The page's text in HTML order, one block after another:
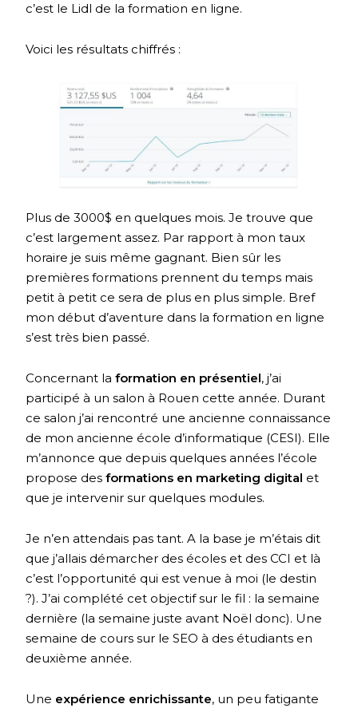
c’est le Lidl de la formation en ligne.
Voici les résultats chiffrés :
Plus de 3000$ en quelques mois. Je trouve que
c’est largement assez. Par rapport à mon taux
horaire je suis même gagnant. Bien sûr les
premières formations prennent du temps mais
petit à petit ce sera de plus en plus simple. Bref
mon début d’aventure dans la formation en ligne
s’est très bien passé.
Concernant laformation en présentiel, j’ai
participé à un salon à Rouen cette année. Durant
ce salon j’ai rencontré une ancienne connaissance
de mon ancienne école d’informatique (CESI). Elle
m’annonce que depuis quelques années l’école
propose desformations en marketing digital et
que je intervenir sur quelques modules.
Je n’en attendais pas tant. A la base je m’étais dit
que j’allais démarcher des écoles et des CCI et là
c’est l’opportunité qui est venue à moi (le destin
?). J’ai complété cet objectif sur le fil : la semaine
dernière (la semaine juste avant Noël donc). Une
semaine de cours sur le SEO à des étudiants en
deuxième année.
Une expérience enrichissante, un peu fatigante